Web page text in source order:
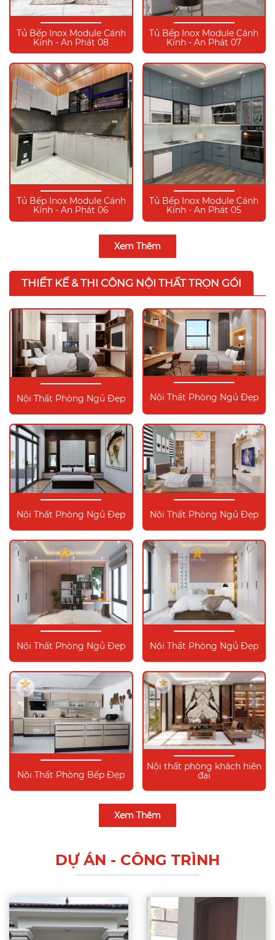
Tủ Bếp Inox Module Cánh
Kính - An Phát 08
Tủ Bếp Inox Module Cánh
Kính - An Phát 07
Tủ Bếp Inox Module Cánh
Kính - An Phát 06
Tủ Bếp Inox Module Cánh
Kính - An Phát 05
Xem Thêm
THIẾT KẾ & THI CÔNG NỘI THẤT TRỌN GÓI
Nội Thất Phòng Ngủ Đẹp Nội Thất Phòng Ngủ Đẹp
Nội Thất Phòng Ngủ Đẹp Nội Thất Phòng Ngủ Đẹp
Nội Thất Phòng Ngủ Đẹp Nội Thất Phòng Ngủ Đẹp
Nội Thất Phòng Bếp Đẹp
Nội thất phòng khách hiện
đại
Xem Thêm
DỰ ÁN - CÔNG TRÌNH